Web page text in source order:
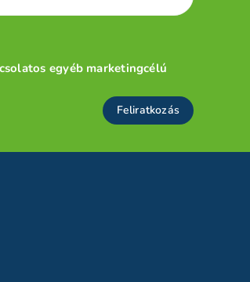
egyéb marketingcélú